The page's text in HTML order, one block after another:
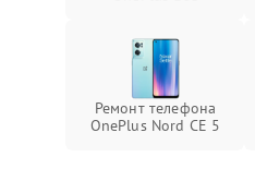
Ремонт телефона
OnePlus Nord CE 5